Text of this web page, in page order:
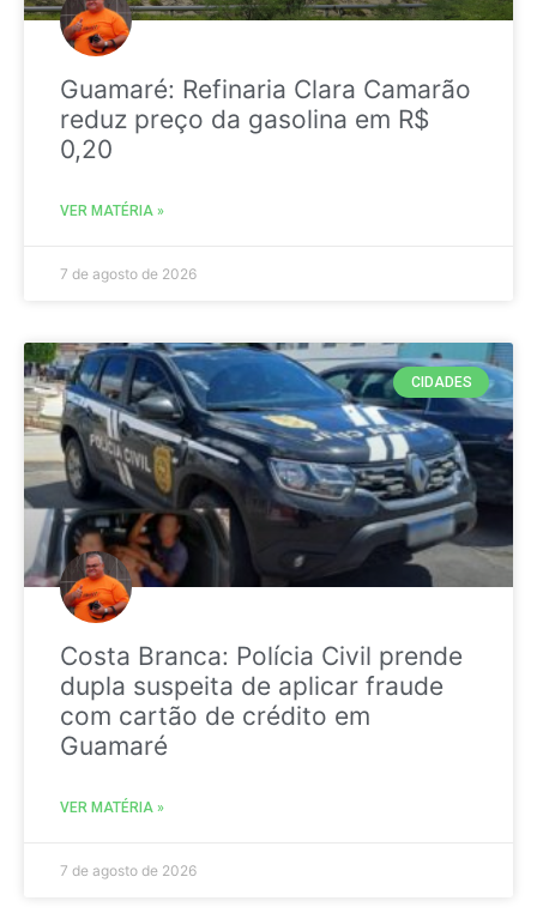
Guamaré: Refinaria Clara Camarão
reduz preço da gasolina em R$
0,20
VER MATÉRIA »
7 de agosto de 2026
CIDADES
Costa Branca: Polícia Civil prende
dupla suspeita de aplicar fraude
com cartão de crédito em
Guamaré
VER MATÉRIA »
7 de agosto de 2026